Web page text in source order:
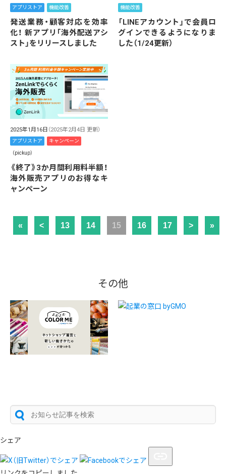
アプリストア 機能改善
発送業務・顧客対応を効率
化！ 新アプリ「海外配送アシ
スト」をリリースしました
機能改善
「LINEアカウント」で会員ロ
グインできるようになりま
した（1/24更新）
2025年1月16日 （2025年2月4日 更新）
アプリストア キャンペーン
（pickup）
《終了》3か月間利用料半額！
海外販売アプリのお得なキ
ャンペーン
« < 13 14 15 16 17 > »
その他
シェア